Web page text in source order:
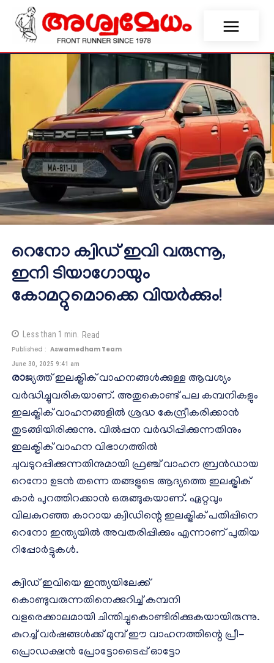
റെനോ ക്വിഡ് ഇവി വരുന്നൂ,
ഇനി ടിയാഗോയും
കോമറ്റുമൊക്കെ വിയർക്കും!
Less than 1 min. Read
Published : Aswamedham Team
June 30, 2025 9:41 am
രാജ്യത്ത് ഇലക്ട്രിക് വാഹനങ്ങൾക്കുള്ള ആവശ്യം
വർദ്ധിച്ചുവരികയാണ്. അതുകൊണ്ട് പല കമ്പനികളും
ഇലക്ട്രിക് വാഹനങ്ങളിൽ ശ്രദ്ധ കേന്ദ്രീകരിക്കാൻ
തുടങ്ങിയിരിക്കുന്നു. വിൽപ്പന വർദ്ധിപ്പിക്കുന്നതിനും
ഇലക്ട്രിക് വാഹന വിഭാഗത്തിൽ
ചുവടുറപ്പിക്കുന്നതിനുമായി ഫ്രഞ്ച് വാഹന ബ്രൻഡായ
റെനോ ഉടൻ തന്നെ തങ്ങളുടെ ആദ്യത്തെ ഇലക്ട്രിക്
കാർ പുറത്തിറക്കാൻ ഒരുങ്ങുകയാണ്. ഏറ്റവും
വിലകുറഞ്ഞ കാറായ ക്വിഡിന്റെ ഇലക്ട്രിക് പതിപ്പിനെ
റെനോ ഇന്ത്യയിൽ അവതരിപ്പിക്കും എന്നാണ് പുതിയ
റിപ്പോർട്ടുകൾ.
ക്വിഡ് ഇവിയെ ഇന്ത്യയിലേക്ക്
കൊണ്ടുവരുന്നതിനെക്കുറിച്ച് കമ്പനി
വളരെക്കാലമായി ചിന്തിച്ചുകൊണ്ടിരിക്കുകയായിരുന്നു.
കുറച്ച് വർഷങ്ങൾക്ക് മുമ്പ് ഈ വാഹനത്തിന്റെ പ്രീ-
പ്രൊഡക്ഷൻ പ്രോട്ടോടൈപ്പ് ഓട്ടോ